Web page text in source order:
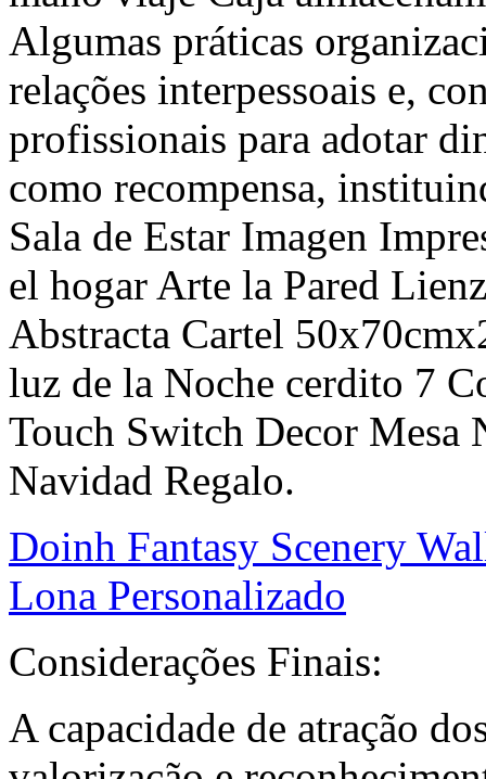
Algumas práticas
relações interpessoais e,
profissionais para adotar
como recompensa,
Sala de Estar Imagen
el hogar Arte la Pared
Abstracta Cartel
luz de la Noche cerdito 7
Touch Switch Decor Mesa
Navidad Regalo.
Doinh Fantasy Scenery
Lona Personalizado
Considerações Finais:
A capacidade de atração